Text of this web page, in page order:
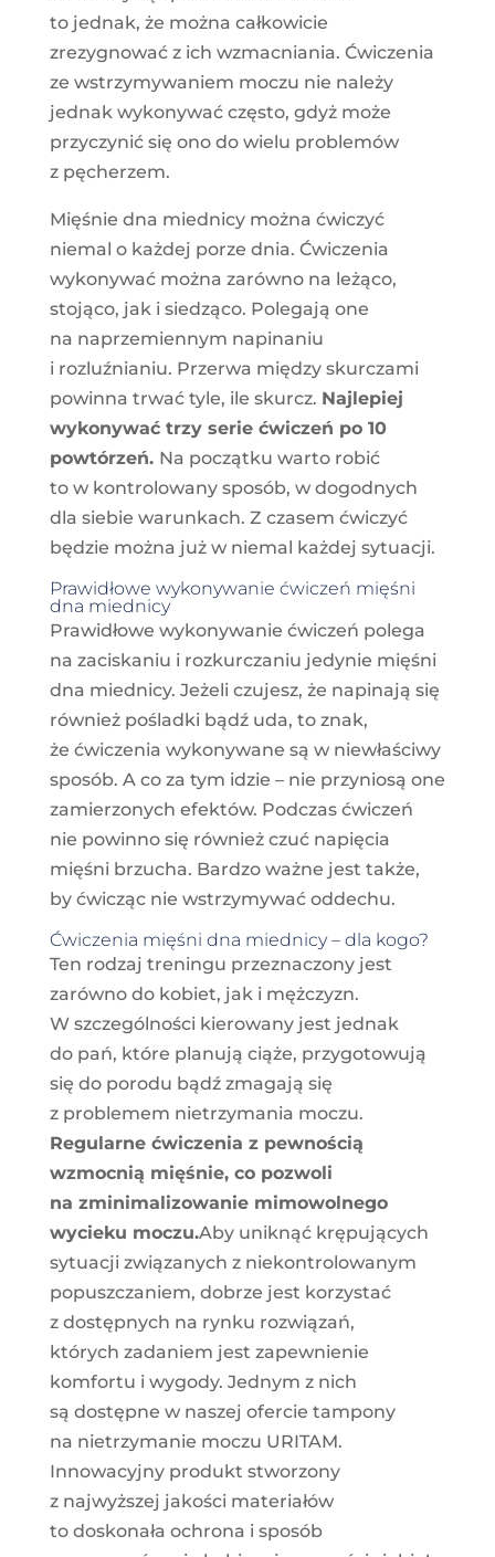
to jednak, że można całkowicie
zrezygnować z ich wzmacniania. Ćwiczenia
ze wstrzymywaniem moczu nie należy
jednak wykonywać często, gdyż może
przyczynić się ono do wielu problemów
z pęcherzem.
Mięśnie dna miednicy można ćwiczyć
niemal o każdej porze dnia. Ćwiczenia
wykonywać można zarówno na leżąco,
stojąco, jak i siedząco. Polegają one
na naprzemiennym napinaniu
i rozluźnianiu. Przerwa między skurczami
powinna trwać tyle, ile skurcz. Najlepiej
wykonywać trzy serie ćwiczeń po 10
powtórzeń. Na początku warto robić
to w kontrolowany sposób, w dogodnych
dla siebie warunkach. Z czasem ćwiczyć
będzie można już w niemal każdej sytuacji.
Prawidłowe wykonywanie ćwiczeń mięśni
dna miednicy
Prawidłowe wykonywanie ćwiczeń polega
na zaciskaniu i rozkurczaniu jedynie mięśni
dna miednicy. Jeżeli czujesz, że napinają się
również pośladki bądź uda, to znak,
że ćwiczenia wykonywane są w niewłaściwy
sposób. A co za tym idzie – nie przyniosą one
zamierzonych efektów. Podczas ćwiczeń
nie powinno się również czuć napięcia
mięśni brzucha. Bardzo ważne jest także,
by ćwicząc nie wstrzymywać oddechu.
Ćwiczenia mięśni dna miednicy – dla kogo?
Ten rodzaj treningu przeznaczony jest
zarówno do kobiet, jak i mężczyzn.
W szczególności kierowany jest jednak
do pań, które planują ciąże, przygotowują
się do porodu bądź zmagają się
z problemem nietrzymania moczu.
Regularne ćwiczenia z pewnością
wzmocnią mięśnie, co pozwoli
na zminimalizowanie mimowolnego
wycieku moczu.Aby uniknąć krępujących
sytuacji związanych z niekontrolowanym
popuszczaniem, dobrze jest korzystać
z dostępnych na rynku rozwiązań,
których zadaniem jest zapewnienie
komfortu i wygody. Jednym z nich
są dostępne w naszej ofercie tampony
na nietrzymanie moczu URITAM.
Innowacyjny produkt stworzony
z najwyższej jakości materiałów
to doskonała ochrona i sposób